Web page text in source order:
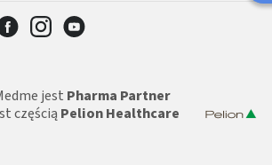
jest Pharma Partner
częścią Pelion Healthcare